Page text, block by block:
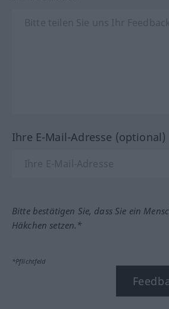
Ihre E-Mail-Adresse (optional)
Bitte bestätigen Sie, dass Sie ein
Häkchen setzen.*
*Pflichtfeld